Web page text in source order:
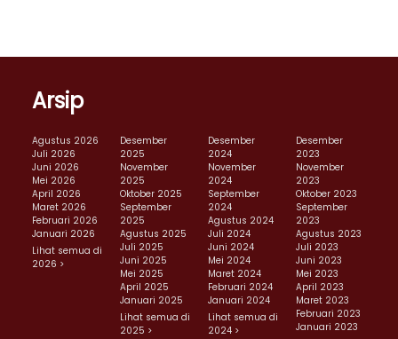
Arsip
Agustus 2026
Juli 2026
Juni 2026
Mei 2026
April 2026
Maret 2026
Februari 2026
Januari 2026
Lihat semua di
2026 >
Desember
2025
November
2025
Oktober 2025
September
2025
Agustus 2025
Juli 2025
Juni 2025
Mei 2025
April 2025
Januari 2025
Lihat semua di
2025 >
Desember
2024
November
2024
September
2024
Agustus 2024
Juli 2024
Juni 2024
Mei 2024
Maret 2024
Februari 2024
Januari 2024
Lihat semua di
2024 >
Desember
2023
November
2023
Oktober 2023
September
2023
Agustus 2023
Juli 2023
Juni 2023
Mei 2023
April 2023
Maret 2023
Februari 2023
Januari 2023